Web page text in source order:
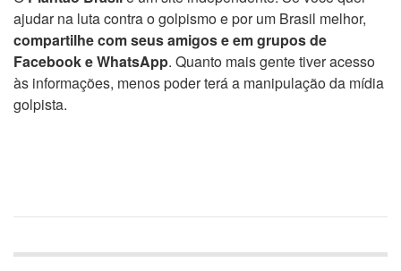
ajudar na luta contra o golpismo e por um Brasil melhor,
compartilhe com seus amigos e em grupos de
Facebook e WhatsApp. Quanto mais gente tiver acesso
às informações, menos poder terá a manipulação da mídia
golpista.